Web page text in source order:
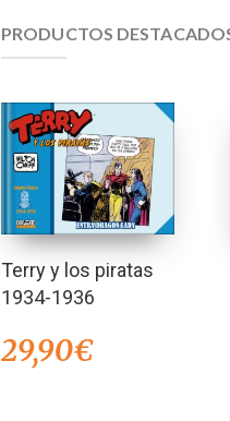
PRODUCTOS
Terry y los piratas
1934-1936
29,90€